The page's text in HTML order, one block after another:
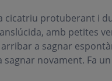
cicatriu protuberant i
amb petites
a sagnar
novament. Fa